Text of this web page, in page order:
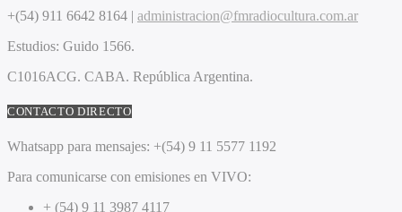
+(54) 911 6642 8164 | administracion@fmradiocultura.com.ar
Estudios: Guido 1566.
C1016ACG. CABA. República Argentina.
CONTACTO DIRECTO
Whatsapp para mensajes: +(54) 9 11 5577 1192
Para comunicarse con emisiones en VIVO:
+ (54) 9 11 3987 4117